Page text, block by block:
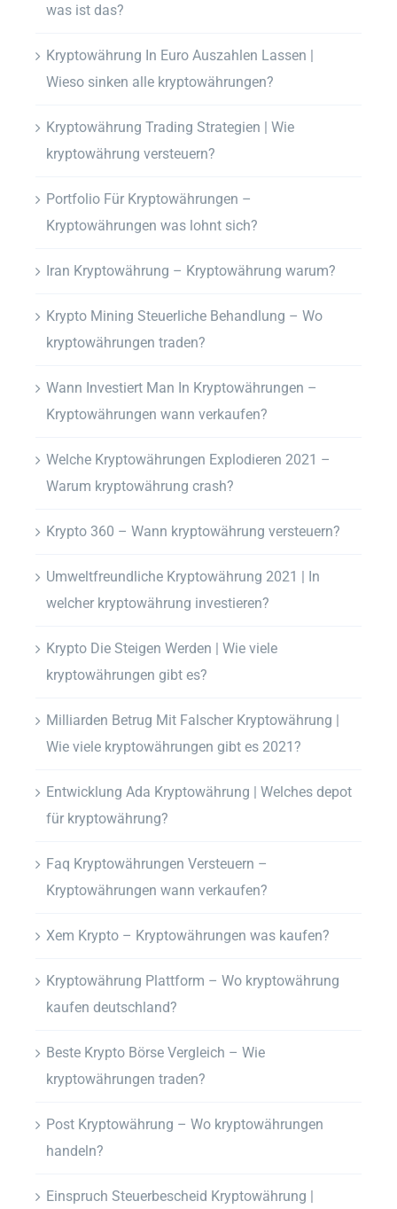
was ist das?
Kryptowährung In Euro Auszahlen Lassen |
Wieso sinken alle kryptowährungen?
Kryptowährung Trading Strategien | Wie
kryptowährung versteuern?
Portfolio Für Kryptowährungen –
Kryptowährungen was lohnt sich?
Iran Kryptowährung – Kryptowährung warum?
Krypto Mining Steuerliche Behandlung – Wo
kryptowährungen traden?
Wann Investiert Man In Kryptowährungen –
Kryptowährungen wann verkaufen?
Welche Kryptowährungen Explodieren 2021 –
Warum kryptowährung crash?
Krypto 360 – Wann kryptowährung versteuern?
Umweltfreundliche Kryptowährung 2021 | In
welcher kryptowährung investieren?
Krypto Die Steigen Werden | Wie viele
kryptowährungen gibt es?
Milliarden Betrug Mit Falscher Kryptowährung |
Wie viele kryptowährungen gibt es 2021?
Entwicklung Ada Kryptowährung | Welches depot
für kryptowährung?
Faq Kryptowährungen Versteuern –
Kryptowährungen wann verkaufen?
Xem Krypto – Kryptowährungen was kaufen?
Kryptowährung Plattform – Wo kryptowährung
kaufen deutschland?
Beste Krypto Börse Vergleich – Wie
kryptowährungen traden?
Post Kryptowährung – Wo kryptowährungen
handeln?
Einspruch Steuerbescheid Kryptowährung |